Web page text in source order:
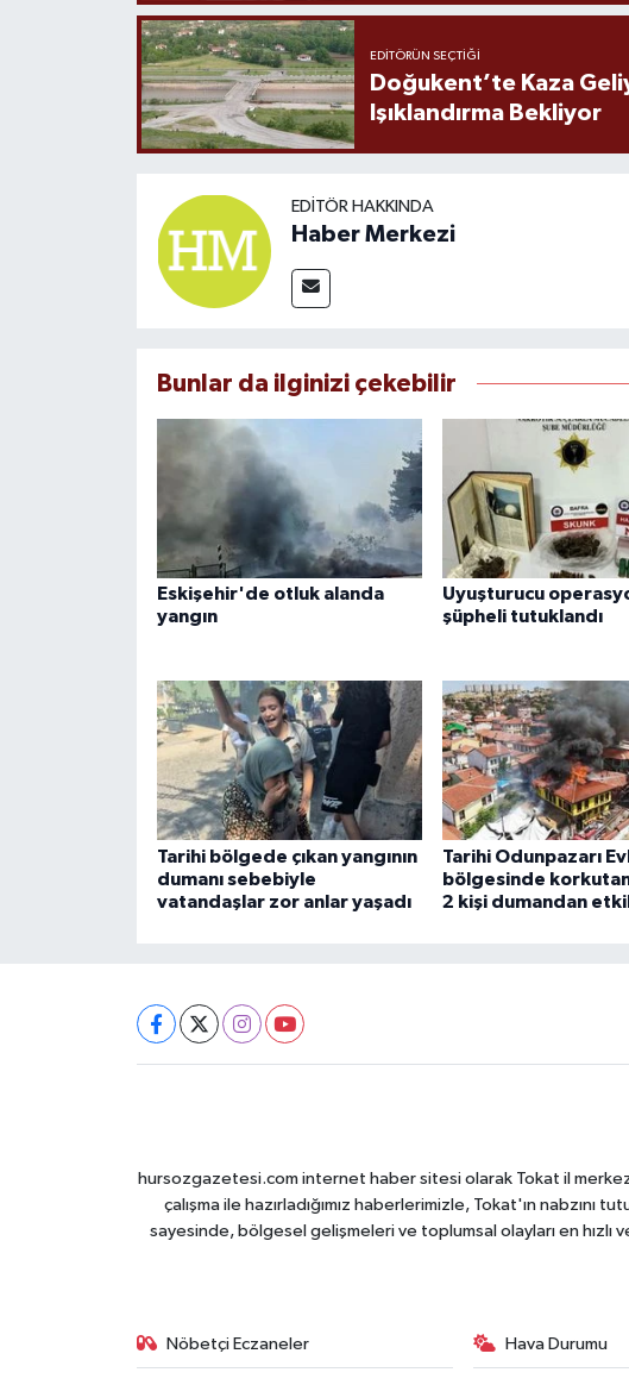
EDITÖRÜN SEÇTIĞI
Doğukent’te Kaza
Işıklandırma Bekliyor
EDITÖR HAKKINDA
Haber Merkezi
Bunlar da ilginizi çekebilir
Eskişehir'de otluk alanda
yangın
Uyuşturucu
şüpheli tutuklandı
Tarihi bölgede çıkan yangının
dumanı sebebiyle
vatandaşlar zor anlar yaşadı
Tarihi Odunpazarı
bölgesinde korkutan
2 kişi dumandan
hursozgazetesi.com internet haber sitesi olarak Tokat il
çalışma ile hazırladığımız haberlerimizle, Tokat'ın
sayesinde, bölgesel gelişmeleri ve toplumsal olayları en
Nöbetçi Eczaneler Hava Durumu